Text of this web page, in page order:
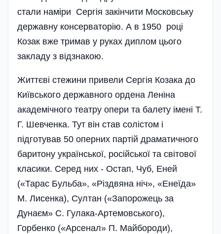
стали наміри Сергія закінчити Московську
державну консерваторію. А в 1950 році
Козак вже тримав у руках диплом цього
закладу з відзнакою.
Життєві стежини привели Сергія Козака до
Київського державного ордена Леніна
академічного театру опери та балету імені Т.
Г. Шевченка. Тут він став солістом і
підготував 50 оперних партій драматичного
баритону української, російської та світової
класики. Серед них - Остап, Чуб, Еней
(«Тарас Бульба», «Різдвяна ніч», «Енеїда»
М. Лисенка), Султан («Запорожець за
Дунаєм» С. Гулака-Артемовського),
Горбенко («Арсенал» П. Майбороди),